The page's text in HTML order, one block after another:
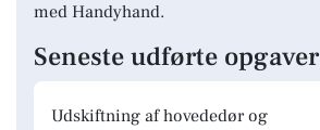
med Handyhand.
Seneste udførte opgaver
Udskiftning af hovededør og